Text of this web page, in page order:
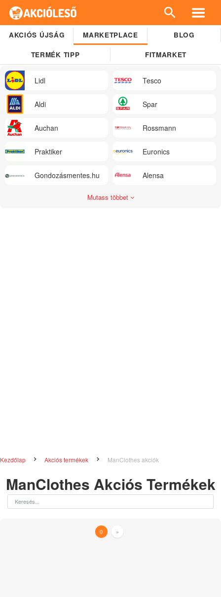
AKCIÓS ÚJSÁG MARKETPLACE BLOG
TERMÉK TIPP FITMARKET
Lidl Tesco
Aldi Spar
Auchan Rossmann
Praktiker Euronics
Gondozásmentes.hu Alensa
Mutass többet
Kezdőlap Akciós termékek ManClothes akciók
ManClothes Akciós Termékek
0 »